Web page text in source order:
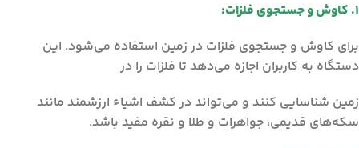
1. کاوش و جستجوی فلزات:
برای کاوش و جستجوی فلزات در زمین استفاده می‌شود. این
دستگاه به کاربران اجازه می‌دهد تا فلزات را در
زمین شناسایی کنند و می‌تواند در کشف اشیاء ارزشمند مانند
سکه‌های قدیمی، جواهرات و طلا و نقره مفید باشد.